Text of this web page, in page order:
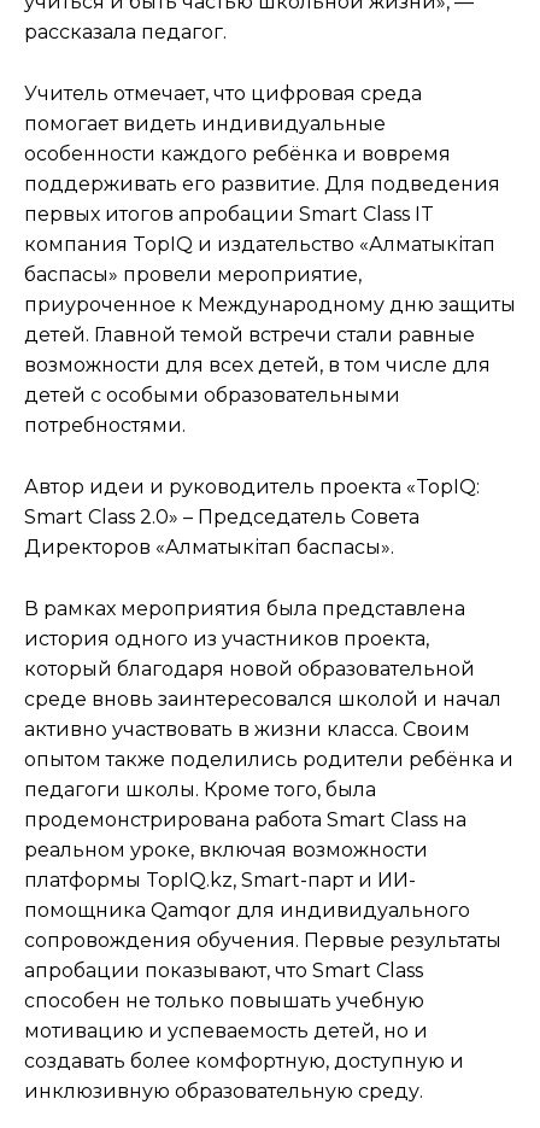
рассказала педагог.
Учитель отмечает, что цифровая среда
помогает видеть индивидуальные
особенности каждого ребёнка и вовремя
поддерживать его развитие. Для подведения
первых итогов апробации Smart Class IT
компания TopIQ и издательство «Алматыкітап
баспасы» провели мероприятие,
приуроченное к Международному дню защиты
детей. Главной темой встречи стали равные
возможности для всех детей, в том числе для
детей с особыми образовательными
потребностями.
Автор идеи и руководитель проекта «TopIQ:
Smart Class 2.0» – Председатель Совета
Директоров «Алматыкітап баспасы».
В рамках мероприятия была представлена
история одного из участников проекта,
который благодаря новой образовательной
среде вновь заинтересовался школой и начал
активно участвовать в жизни класса. Своим
опытом также поделились родители ребёнка и
педагоги школы. Кроме того, была
продемонстрирована работа Smart Class на
реальном уроке, включая возможности
платформы TopIQ.kz, Smart-парт и ИИ-
помощника Qamqor для индивидуального
сопровождения обучения. Первые результаты
апробации показывают, что Smart Class
способен не только повышать учебную
мотивацию и успеваемость детей, но и
создавать более комфортную, доступную и
инклюзивную образовательную среду.